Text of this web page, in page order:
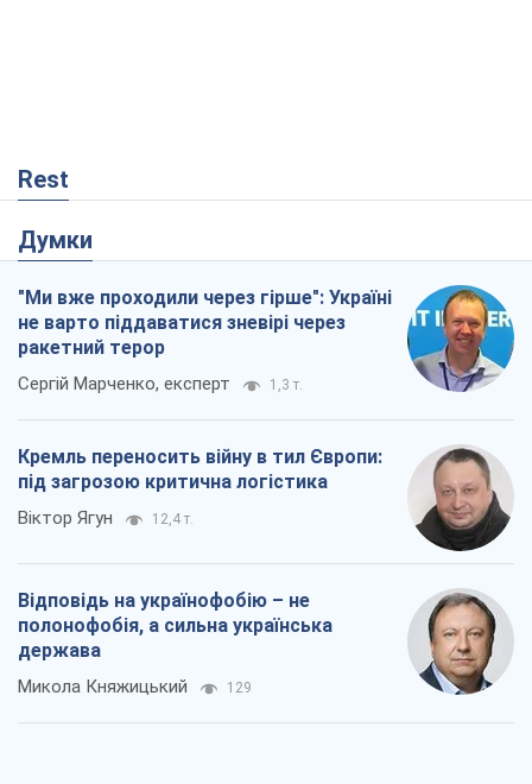
Rest
Думки
"Ми вже проходили через гірше": Україні
не варто піддаватися зневірі через
ракетний терор
Сергій Марченко, експерт 1,3 т.
Кремль переносить війну в тил Європи:
під загрозою критична логістика
Віктор Ягун 12,4 т.
Відповідь на українофобію – не
полонофобія, а сильна українська
держава
Микола Княжицький 129